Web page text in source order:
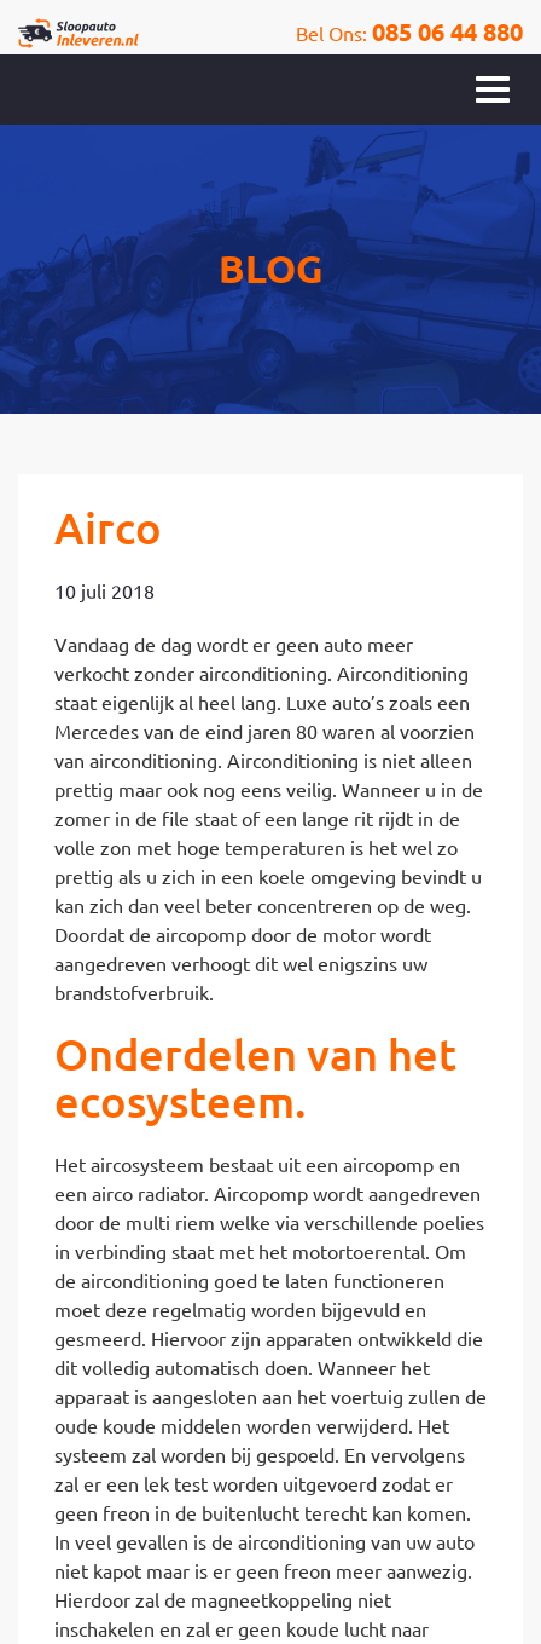
Bel Ons: 085 06 44 880
BLOG
Airco
10 juli 2018
Vandaag de dag wordt er geen auto meer
verkocht zonder airconditioning. Airconditioning
staat eigenlijk al heel lang. Luxe auto’s zoals een
Mercedes van de eind jaren 80 waren al voorzien
van airconditioning. Airconditioning is niet alleen
prettig maar ook nog eens veilig. Wanneer u in de
zomer in de file staat of een lange rit rijdt in de
volle zon met hoge temperaturen is het wel zo
prettig als u zich in een koele omgeving bevindt u
kan zich dan veel beter concentreren op de weg.
Doordat de aircopomp door de motor wordt
aangedreven verhoogt dit wel enigszins uw
brandstofverbruik.
Onderdelen van het
ecosysteem.
Het aircosysteem bestaat uit een aircopomp en
een airco radiator. Aircopomp wordt aangedreven
door de multi riem welke via verschillende poelies
in verbinding staat met het motortoerental. Om
de airconditioning goed te laten functioneren
moet deze regelmatig worden bijgevuld en
gesmeerd. Hiervoor zijn apparaten ontwikkeld die
dit volledig automatisch doen. Wanneer het
apparaat is aangesloten aan het voertuig zullen de
oude koude middelen worden verwijderd. Het
systeem zal worden bij gespoeld. En vervolgens
zal er een lek test worden uitgevoerd zodat er
geen freon in de buitenlucht terecht kan komen.
In veel gevallen is de airconditioning van uw auto
niet kapot maar is er geen freon meer aanwezig.
Hierdoor zal de magneetkoppeling niet
inschakelen en zal er geen koude lucht naar